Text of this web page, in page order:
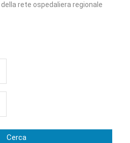
rete ospedaliera regionale
Cerca